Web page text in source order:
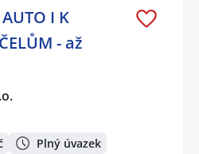
I K
- až
Plný úvazek